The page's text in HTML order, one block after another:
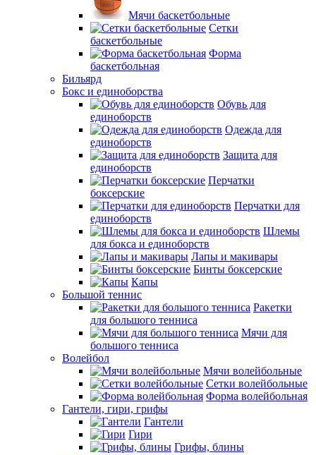
Мячи баскетбольные
Сетки
баскетбольные
Форма
баскетбольная
Бильярд
Бокс и единоборства
Обувь для
единоборств
Одежда для
единоборств
Защита для
единоборств
Перчатки
боксерские
Перчатки для
единоборств
Шлемы
для бокса и единоборств
Лапы и макивары
Бинты боксерские
Капы
Большой теннис
Ракетки
для большого тенниса
Мячи для
большого тенниса
Волейбол
Мячи волейбольные
Сетки волейбольные
Форма волейбольная
Гантели, гири, грифы
Гантели
Гири
Грифы, блины